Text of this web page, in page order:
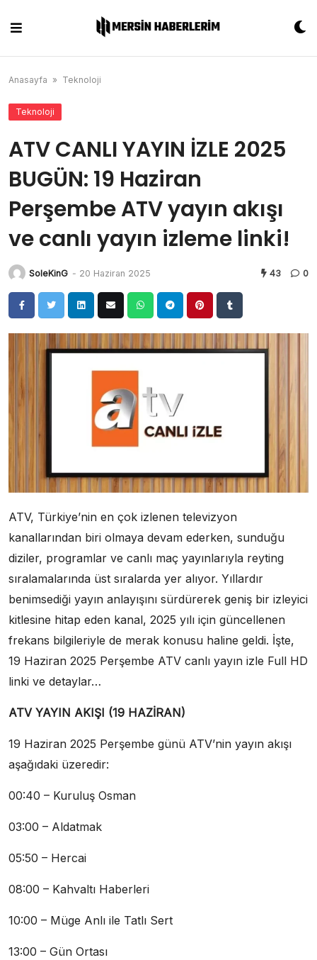
content
Anasayfa » Teknoloji
Teknoloji
ATV CANLI YAYIN İZLE 2025
BUGÜN: 19 Haziran
Perşembe ATV yayın akışı
ve canlı yayın izleme linki!
SoleKinG - 20 Haziran 2025 43 0
ATV, Türkiye’nin en çok izlenen televizyon
kanallarından biri olmaya devam ederken, sunduğu
diziler, programlar ve canlı maç yayınlarıyla reyting
sıralamalarında üst sıralarda yer alıyor. Yıllardır
benimsediği yayın anlayışını sürdürerek geniş bir izleyici
kitlesine hitap eden kanal, 2025 yılı için güncellenen
frekans bilgileriyle de merak konusu haline geldi. İşte,
19 Haziran 2025 Perşembe ATV canlı yayın izle Full HD
linki ve detaylar…
ATV YAYIN AKIŞI (19 HAZİRAN)
19 Haziran 2025 Perşembe günü ATV’nin yayın akışı
aşağıdaki üzeredir:
00:40 – Kuruluş Osman
03:00 – Aldatmak
05:50 – Hercai
08:00 – Kahvaltı Haberleri
10:00 – Müge Anlı ile Tatlı Sert
13:00 – Gün Ortası